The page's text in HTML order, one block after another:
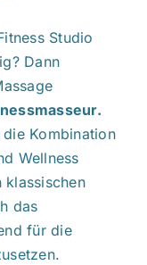
Studio
Dann
.
Kombination
Wellness
klassischen
das
für die